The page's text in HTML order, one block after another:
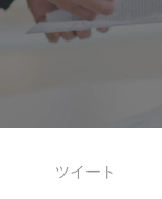
ツイート